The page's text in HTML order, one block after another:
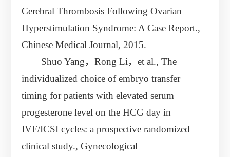
Cerebral Thrombosis Following Ovarian
Hyperstimulation Syndrome: A Case Report.,
Chinese Medical Journal, 2015.
Shuo Yang，Rong Li，et al., The
individualized choice of embryo transfer
timing for patients with elevated serum
progesterone level on the HCG day in
IVF/ICSI cycles: a prospective randomized
clinical study., Gynecological